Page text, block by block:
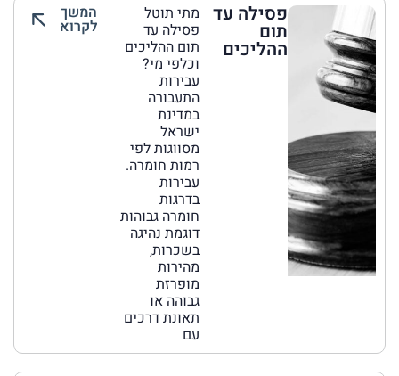
פסילה עד
תום
ההליכים
מתי תוטל
פסילה עד
תום ההליכים
וכלפי מי?
עבירות
התעבורה
במדינת
ישראל
מסווגות לפי
רמות חומרה.
עבירות
בדרגות
חומרה גבוהות
דוגמת נהיגה
בשכרות,
מהירות
מופרזת
גבוהה או
תאונת דרכים
עם
המשך
לקרוא